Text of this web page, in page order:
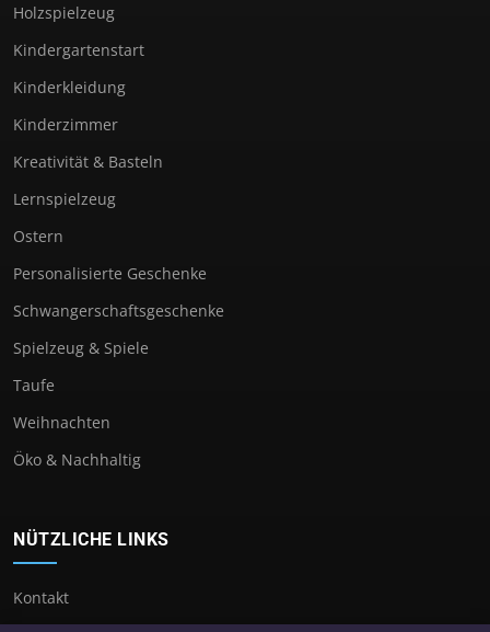
Holzspielzeug
Kindergartenstart
Kinderkleidung
Kinderzimmer
Kreativität & Basteln
Lernspielzeug
Ostern
Personalisierte Geschenke
Schwangerschaftsgeschenke
Spielzeug & Spiele
Taufe
Weihnachten
Öko & Nachhaltig
NÜTZLICHE LINKS
Kontakt